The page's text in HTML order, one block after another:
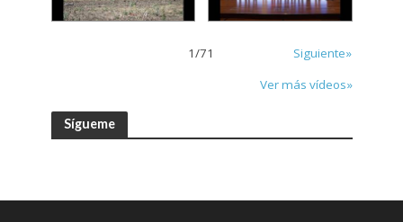
1/71
Siguiente»
Ver más vídeos»
Sígueme